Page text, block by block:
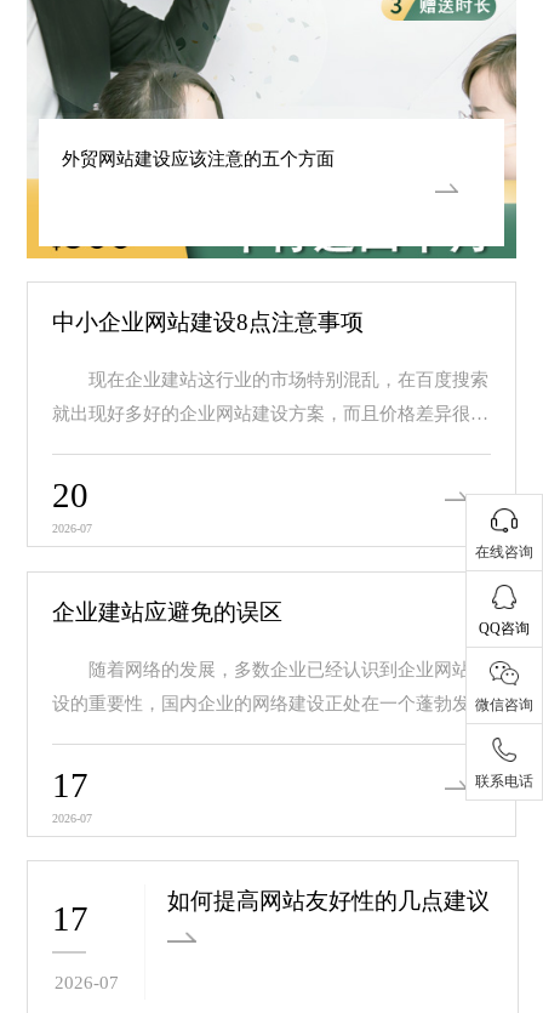
外贸网站建设应该注意的五个方面
中小企业网站建设8点注意事项
现在企业建站这行业的市场特别混乱，在百度搜索
就出现好多好的企业网站建设方案，而且价格差异很
20
2026-07
企业建站应避免的误区
随着网络的发展，多数企业已经认识到企业网站建
设的重要性，国内企业的网络建设正处在一个蓬勃发展
17
2026-07
17
2026-07
如何提高网站友好性的几点建议
在线咨询
QQ咨询
微信咨询
联系电话